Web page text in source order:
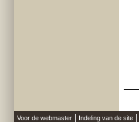
Voor de webmaster Indeling van de site